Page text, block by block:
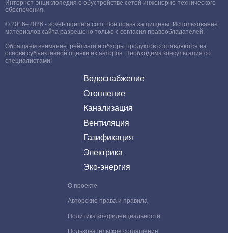
Интернет-энциклопедия о обустройстве сетей инженерно-технического
обеспечения.
© 2016–2026 - sovet-ingenera.com. Все права защищены. Использование
материалов сайта разрешено только с согласия правообладателей.
Обращаем внимание: рейтинги и обзоры продуктов составляются на
основе субъективной оценки их авторов. Необходима консультация со
специалистами!
Водоснабжение
Отопление
Канализация
Вентиляция
Газификация
Электрика
Эко-энергия
О проекте
Авторские права и правила
Политика конфиденциальности
Пользовательское соглашение